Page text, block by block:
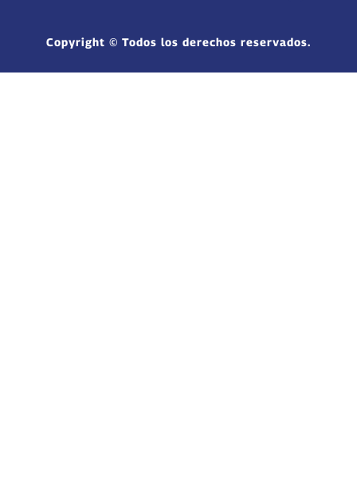
Copyright © Todos los derechos reservados.